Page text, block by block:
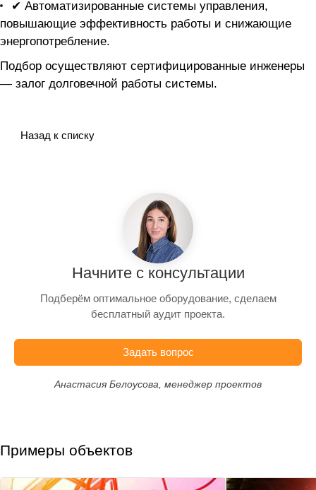
✔ Автоматизированные системы управления,
повышающие эффективность работы и снижающие
энергопотребление.
Подбор осуществляют сертифицированные инженеры
— залог долговечной работы системы.
Назад к списку
Начните с консультации
Подберём оптимальное оборудование, сделаем
бесплатный аудит проекта.
Задать вопрос
Анастасия Белоусова, менеджер проектов
Примеры объектов